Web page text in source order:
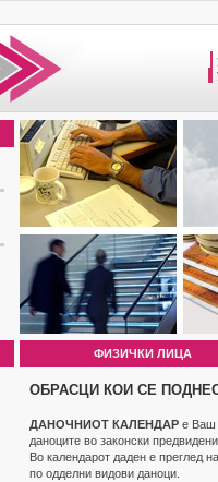
ФИЗИЧКИ ЛИЦА
ОБРАСЦИ КОИ СЕ
ДАНОЧНИОТ КАЛЕНДАР е Ваш
даноците во законски
Во календарот даден е преглед
по одделни видови даноци.